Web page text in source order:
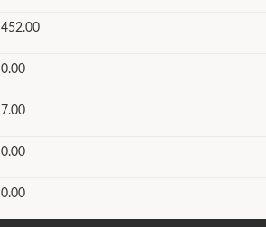
452.00
0.00
7.00
0.00
0.00